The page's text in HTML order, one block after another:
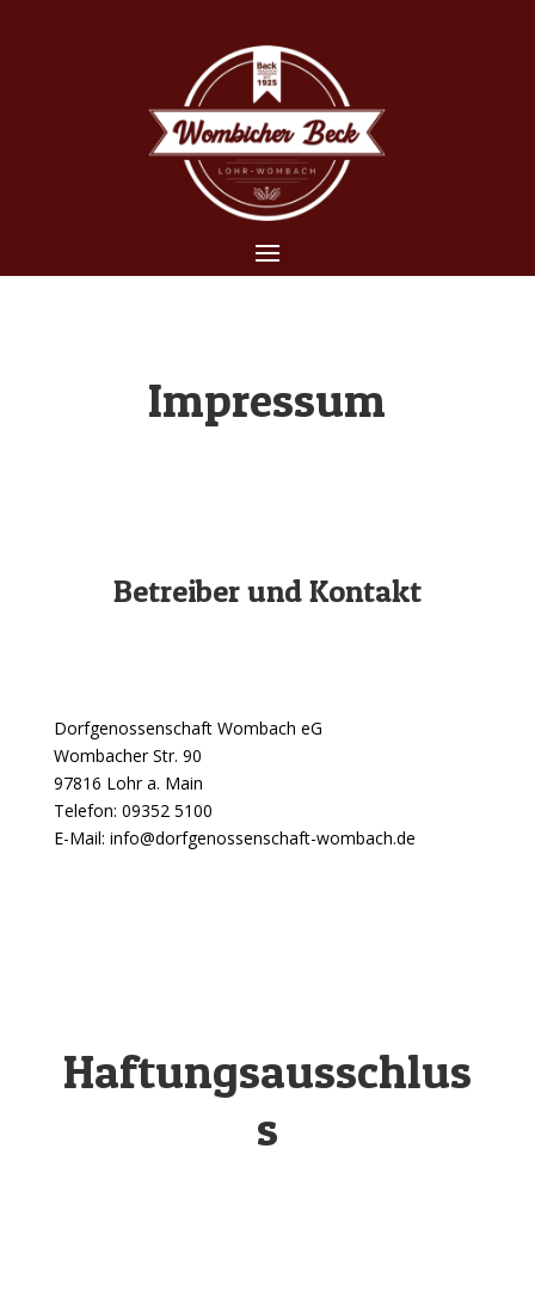
Impressum
Betreiber und Kontakt
Dorfgenossenschaft Wombach eG
Wombacher Str. 90
97816 Lohr a. Main
Telefon: 09352 5100
E-Mail: info@dorfgenossenschaft-wombach.de
Haftungsausschlus
s